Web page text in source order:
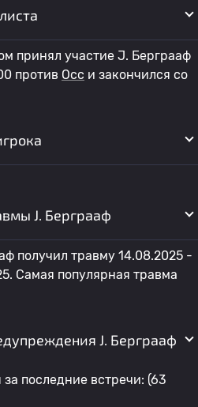
принял участие J. Берграаф
против Осс и закончился со
J. Берграаф
получил травму 14.08.2025 -
Самая популярная травма
J. Берграаф
последние встречи: (63